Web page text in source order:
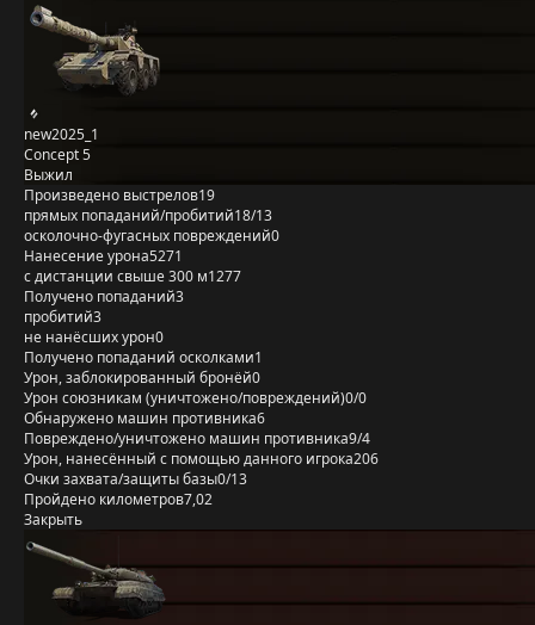
new2025_1
Concept 5
Выжил
Произведено выстрелов19
прямых попаданий/пробитий18/13
осколочно-фугасных повреждений0
Нанесение урона5271
с дистанции свыше 300 м1277
Получено попаданий3
пробитий3
не нанёсших урон0
Получено попаданий осколками1
Урон, заблокированный бронёй0
Урон союзникам (уничтожено/повреждений)0/0
Обнаружено машин противника6
Повреждено/уничтожено машин противника9/4
Урон, нанесённый с помощью данного игрока206
Очки захвата/защиты базы0/13
Пройдено километров7,02
Закрыть